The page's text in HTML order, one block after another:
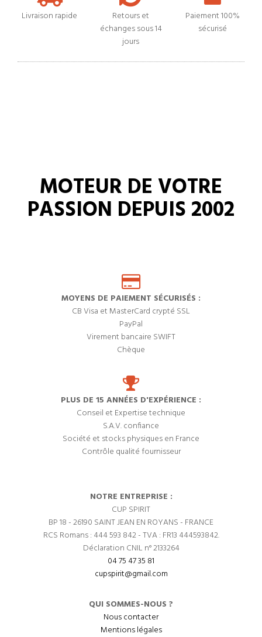
Livraison rapide
Retours et
échanges sous 14
jours
Paiement 100%
sécurisé
MOTEUR DE VOTRE
PASSION DEPUIS 2002
MOYENS DE PAIEMENT SÉCURISÉS :
CB Visa et MasterCard crypté SSL
PayPal
Virement bancaire SWIFT
Chèque
PLUS DE 15 ANNÉES D'EXPÉRIENCE :
Conseil et Expertise technique
S.A.V. confiance
Société et stocks physiques en France
Contrôle qualité fournisseur
NOTRE ENTREPRISE :
CUP SPIRIT
BP 18 - 26190 SAINT JEAN EN ROYANS - FRANCE
RCS Romans : 444 593 842 - TVA : FR13 444593842.
Déclaration CNIL n° 2133264
04 75 47 35 81
cupspirit@gmail.com
QUI SOMMES-NOUS ?
Nous contacter
Mentions légales